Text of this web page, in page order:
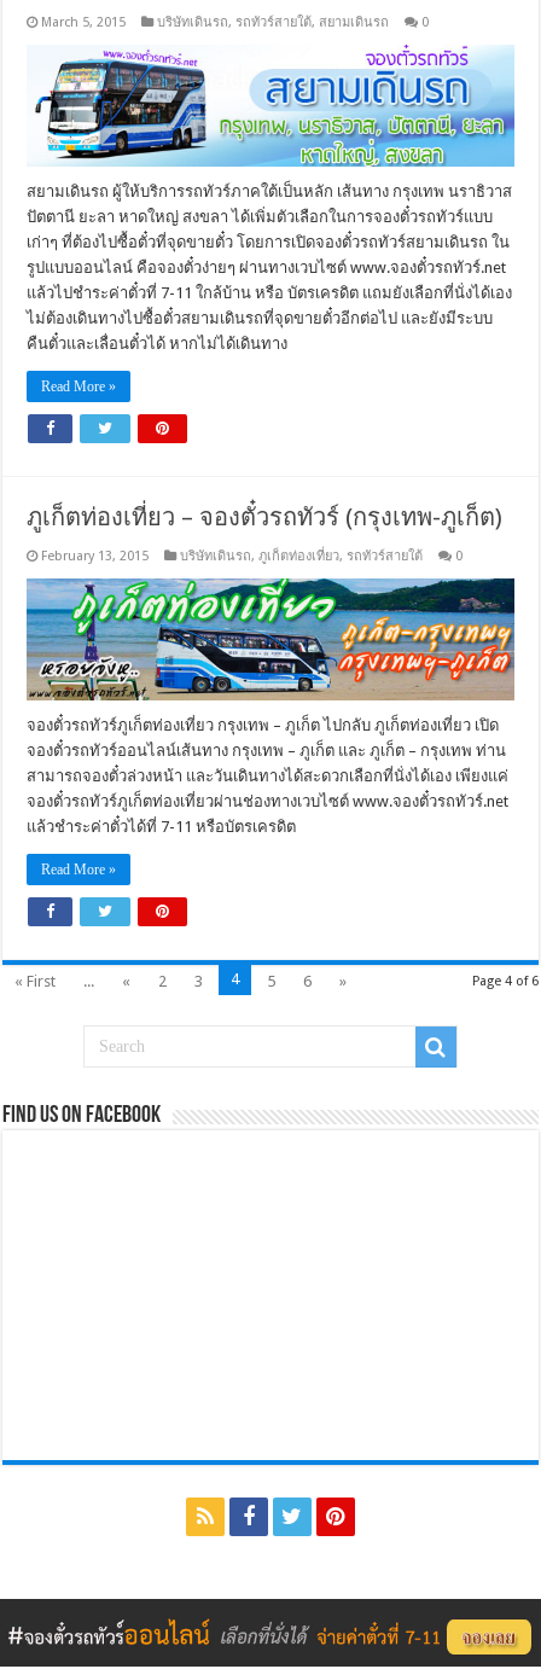
March 5, 2015 บริษัทเดินรถ, รถทัวร์สายใต้, สยามเดินรถ 0
สยามเดินรถ ผู้ให้บริการรถทัวร์ภาคใต้เป็นหลัก เส้นทาง กรุงเทพ นราธิวาส
ปัตตานี ยะลา หาดใหญ่ สงขลา ได้เพิ่มตัวเลือกในการจองตั๋วรถทัวร์แบบ
เก่าๆ ที่ต้องไปซื้อตั๋วที่จุดขายตั๋ว โดยการเปิดจองตั๋วรถทัวร์สยามเดินรถ ใน
รูปแบบออนไลน์ คือจองตั๋วง่ายๆ ผ่านทางเวบไซต์ www.จองตั๋วรถทัวร์.net
แล้วไปชำระค่าตั๋วที่ 7-11 ใกล้บ้าน หรือ บัตรเครดิต แถมยังเลือกที่นั่งได้เอง
ไม่ต้องเดินทางไปซื้อตั๋วสยามเดินรถที่จุดขายตั๋วอีกต่อไป และยังมีระบบ
คืนตั๋วและเลื่อนตั๋วได้ หากไม่ได้เดินทาง
Read More »
ภูเก็ตท่องเที่ยว – จองตั๋วรถทัวร์ (กรุงเทพ-ภูเก็ต)
February 13, 2015 บริษัทเดินรถ,ภูเก็ตท่องเที่ยว, รถทัวร์สายใต้ 0
จองตั๋วรถทัวร์ภูเก็ตท่องเที่ยว กรุงเทพ – ภูเก็ต ไปกลับ ภูเก็ตท่องเที่ยว เปิด
จองตั๋วรถทัวร์ออนไลน์เส้นทาง กรุงเทพ – ภูเก็ต และ ภูเก็ต – กรุงเทพ ท่าน
สามารถจองตั๋วล่วงหน้า และวันเดินทางได้สะดวกเลือกที่นั่งได้เอง เพียงแค่
จองตั๋วรถทัวร์ภูเก็ตท่องเที่ยวผ่านช่องทางเวบไซต์ www.จองตั๋วรถทัวร์.net
แล้วชำระค่าตั๋วได้ที่ 7-11 หรือบัตรเครดิต
Read More »
Page 4 of 6
« First ... « 2 3 4 5 6 »
Find us on Facebook